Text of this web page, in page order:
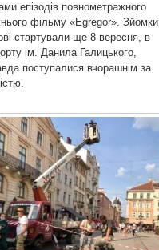
епізодів повнометражного
фільму «Egregor». Зйомки
стартували ще 8 вересня, в
ім. Данила Галицького,
поступалися вчорашнім за